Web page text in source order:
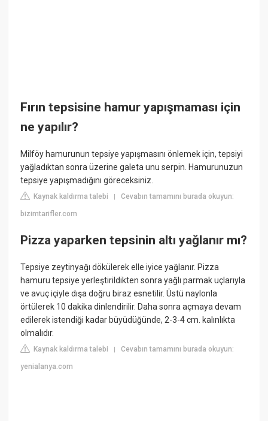
Fırın tepsisine hamur yapışmaması için
ne yapılır?
Milföy hamurunun tepsiye yapışmasını önlemek için, tepsiyi
yağladıktan sonra üzerine galeta unu serpin. Hamurunuzun
tepsiye yapışmadığını göreceksiniz.
Kaynak kaldırma talebi |Cevabın tamamını burada okuyun:
bizimtarifler.com
Pizza yaparken tepsinin altı yağlanır mı?
Tepsiye zeytinyağı dökülerek elle iyice yağlanır. Pizza
hamuru tepsiye yerleştirildikten sonra yağlı parmak uçlarıyla
ve avuç içiyle dışa doğru biraz esnetilir. Üstü naylonla
örtülerek 10 dakika dinlendirilir. Daha sonra açmaya devam
edilerek istendiği kadar büyüdüğünde, 2-3-4 cm. kalınlıkta
olmalıdır.
Kaynak kaldırma talebi |Cevabın tamamını burada okuyun:
yenialanya.com